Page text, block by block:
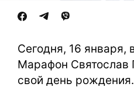
Сегодня, 16 января,
Марафон Святослав
свой день рождения.